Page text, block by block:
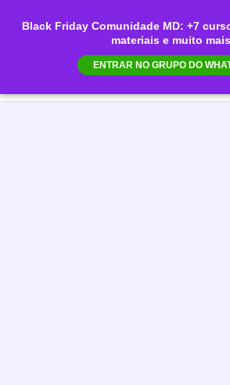
Black Friday Comunidade MD: +7
materiais e muito
ENTRAR NO GRUPO DO
para